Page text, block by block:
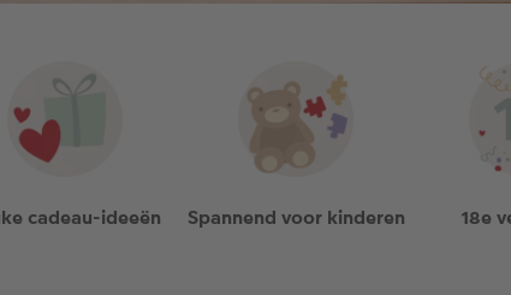
cadeau-ideeën Spannend voor kinderen 18e